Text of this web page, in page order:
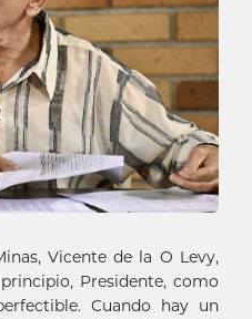
Vicente de la O Levy,
Presidente, como
Cuando hay un